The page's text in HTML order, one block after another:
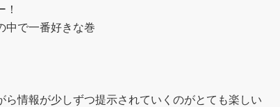
中で一番好きな巻
ら情報が少しずつ提示されていくのがとても楽しい